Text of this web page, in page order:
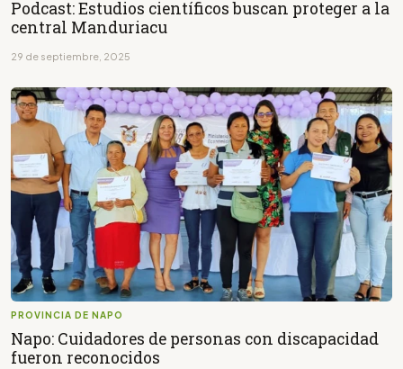
Podcast: Estudios científicos buscan proteger a la
central Manduriacu
29 de septiembre, 2025
PROVINCIA DE NAPO
Napo: Cuidadores de personas con discapacidad
fueron reconocidos